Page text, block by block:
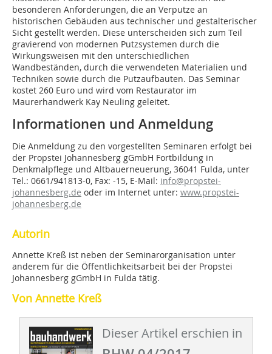
besonderen Anforderungen, die an Verputze an
historischen Gebäuden aus technischer und gestalterischer
Sicht gestellt werden. Diese unterscheiden sich zum Teil
gravierend von modernen Putzsystemen durch die
Wirkungsweisen mit den unterschiedlichen
Wandbeständen, durch die verwendeten Materialien und
Techniken sowie durch die Putzaufbauten. Das Seminar
kostet 260 Euro und wird vom Restaurator im
Maurerhandwerk Kay Neuling geleitet.
Informationen und Anmeldung
Die Anmeldung zu den vorgestellten Seminaren erfolgt bei
der Propstei Johannesberg gGmbH Fortbildung in
Denkmalpflege und Altbauerneuerung, 36041 Fulda, unter
Tel.: 0661/941813-0, Fax: -15, E-Mail: info@propstei-
johannesberg.de oder im Internet unter: www.propstei-
johannesberg.de
Autorin
Annette Kreß ist neben der Seminarorganisation unter
anderem für die Öffentlichkeitsarbeit bei der Propstei
Johannesberg gGmbH in Fulda tätig.
Von Annette Kreß
Dieser Artikel erschien in